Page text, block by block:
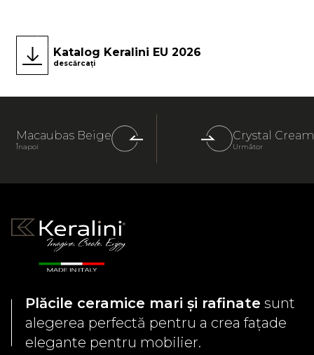
Katalog Keralini EU 2026
descărcați
Macaubas Beige
Înapoi
Crystal Cream
Următor
Plăcile ceramice mari și rafinate sunt
alegerea perfectă pentru a crea fațade
elegante pentru mobilier.